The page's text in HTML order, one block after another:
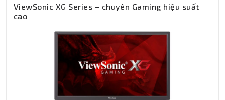
ViewSonic XG Series – chuyên Gaming hiệu suất
cao